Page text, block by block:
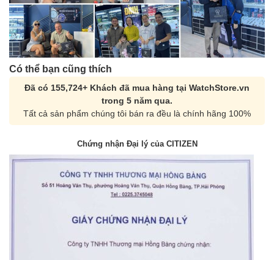
Có thể bạn cũng thích
Đã có 155,724+ Khách đã mua hàng tại WatchStore.vn
trong 5 năm qua.
Tất cả sản phẩm chúng tôi bán ra đều là chính hãng 100%
Chứng nhận Đại lý của CITIZEN